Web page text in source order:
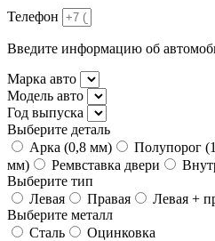
Телефон
Введите информацию об
Марка авто
Модель авто
Год выпуска
Выберите деталь
Арка (0,8 мм)
Полупорог
мм)
Ремвставка двери
Выберите тип
Левая
Правая
Левая +
Выберите металл
Сталь
Оцинковка